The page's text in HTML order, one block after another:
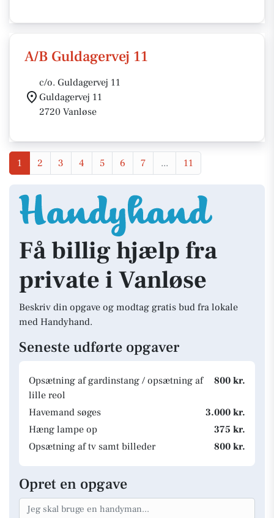
A/B Guldagervej 11
c/o. Guldagervej 11
Guldagervej 11
2720 Vanløse
1 2 3 4 5 6 7 ... 11
Få billig hjælp fra
private i Vanløse
Beskriv din opgave og modtag gratis bud fra lokale
med Handyhand.
Seneste udførte opgaver
Opsætning af gardinstang / opsætning af
lille reol
800 kr.
Havemand søges
3.000 kr.
Hæng lampe op
375 kr.
Opsætning af tv samt billeder
800 kr.
Opret en opgave